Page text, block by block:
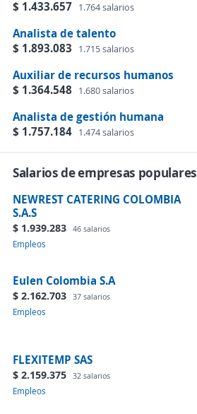
$ 1.433.657 1.764 salarios
Analista de talento
$ 1.893.083
1.715 salarios
Auxiliar de recursos humanos
$ 1.364.548
1.680 salarios
Analista de gestión humana
$ 1.757.184 1.474 salarios
Salarios de empresas populares
NEWREST CATERING COLOMBIA
S.A.S
$ 1.939.283 46 salarios
Empleos
Eulen Colombia S.A
$ 2.162.703 37 salarios
Empleos
FLEXITEMP SAS
$ 2.159.375 32 salarios
Empleos